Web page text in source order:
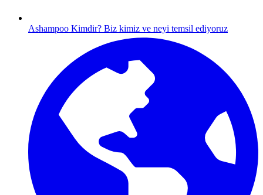
Ashampoo Kimdir? Biz kimiz ve neyi temsil ediyoruz